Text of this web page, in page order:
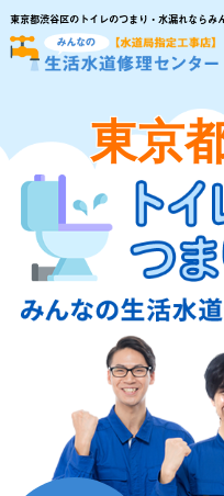
東京都渋谷区のトイレのつまり・水漏れならみ
東京